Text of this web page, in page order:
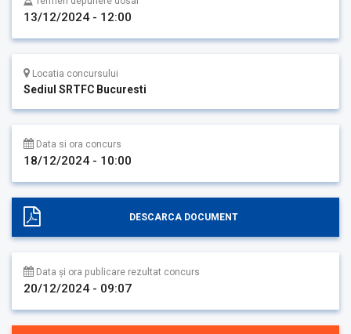
13/12/2024 - 12:00
Locatia concursului
Sediul SRTFC Bucuresti
Data si ora concurs
18/12/2024 - 10:00
DESCARCA DOCUMENT
Data și ora publicare rezultat concurs
20/12/2024 - 09:07